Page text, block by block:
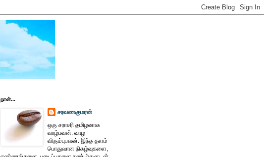
நான்...
சரவணகுமரன்
ஒரு சராசரி தமிழனாக
வாழ்பவன். வாழ
விரும்புபவன். இந்த தளம்
பொதுவான நிகழ்வுகளை,